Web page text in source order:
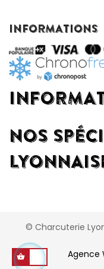
INFORMATIONS
NOS
© Charcuterie
Agence